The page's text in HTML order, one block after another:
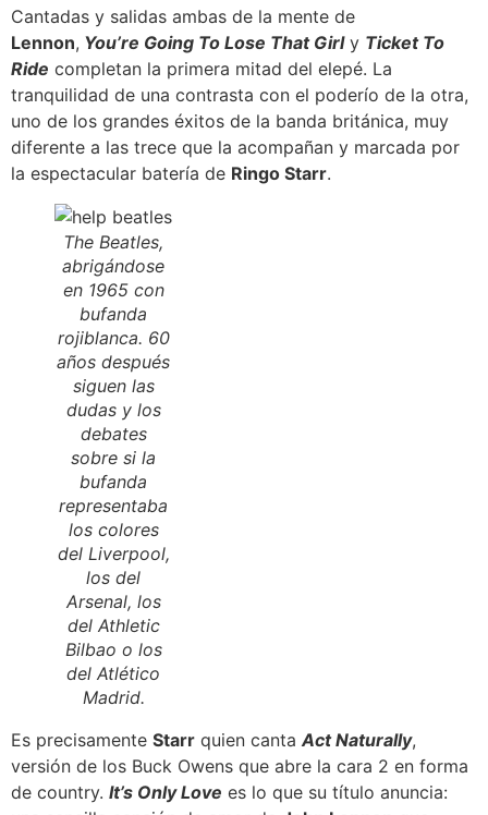
Cantadas y salidas ambas de la mente de
Lennon, You’re Going To Lose That Girly Ticket To
Ride completan la primera mitad del elepé. La
tranquilidad de una contrasta con el poderío de la otra,
uno de los grandes éxitos de la banda británica, muy
diferente a las trece que la acompañan y marcada por
la espectacular batería de Ringo Starr.
The Beatles,
abrigándose
en 1965 con
bufanda
rojiblanca. 60
años después
siguen las
dudas y los
debates
sobre si la
bufanda
representaba
los colores
del Liverpool,
los del
Arsenal, los
del Athletic
Bilbao o los
del Atlético
Madrid.
Es precisamente Starr quien cantaAct Naturally,
versión de los Buck Owens que abre la cara 2 en forma
de country. It’s Only Love es lo que su título anuncia: